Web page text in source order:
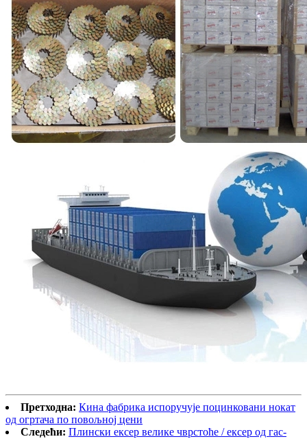
Претходна: Кина фабрика испоручује поцинковани нокат
од огртача по повољној цени
Следећи: Плински ексер велике чврстоће / ексер од гас-